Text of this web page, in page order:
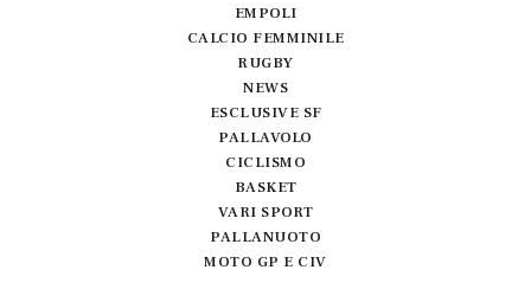
EMPOLI
CALCIO FEMMINILE
RUGBY
NEWS
ESCLUSIVE SF
PALLAVOLO
CICLISMO
BASKET
VARI SPORT
PALLANUOTO
MOTO GP E CIV